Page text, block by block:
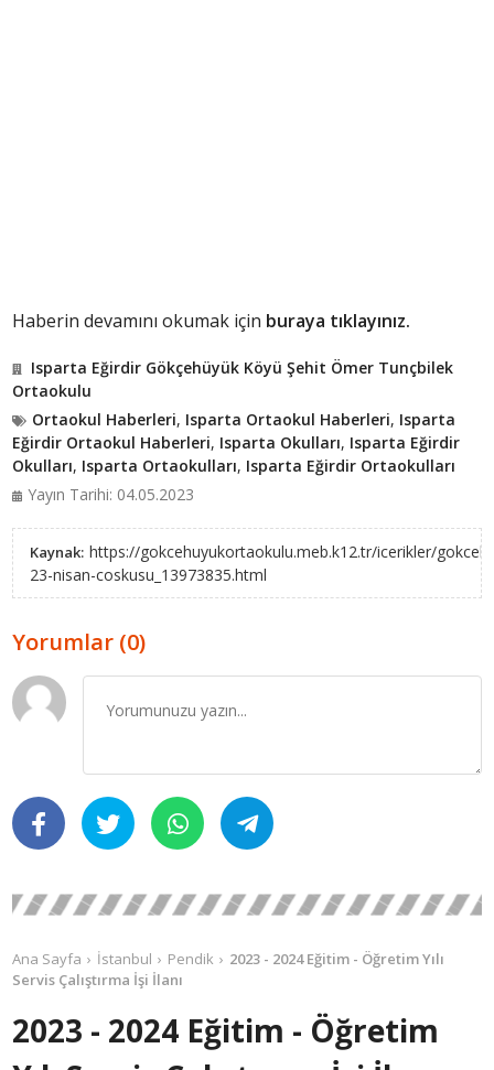
Haberin devamını okumak için buraya tıklayınız.
Isparta Eğirdir Gökçehüyük Köyü Şehit Ömer Tunçbilek
Ortaokulu
Ortaokul Haberleri, Isparta Ortaokul Haberleri, Isparta
Eğirdir Ortaokul Haberleri, Isparta Okulları, Isparta Eğirdir
Okulları, Isparta Ortaokulları, Isparta Eğirdir Ortaokulları
Yayın Tarihi: 04.05.2023
Kaynak: https://gokcehuyukortaokulu.meb.k12.tr/icerikler/
23-nisan-coskusu_13973835.html
Yorumlar (0)
Ana Sayfa İstanbul Pendik
2023 - 2024 Eğitim - Öğretim Yılı
Servis Çalıştırma İşi İlanı
2023 - 2024 Eğitim - Öğretim